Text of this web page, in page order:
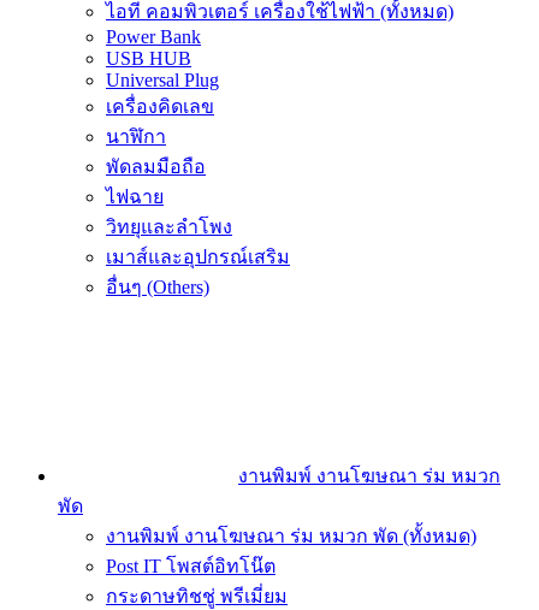
ไอที คอมพิวเตอร์ เครื่องใช้ไฟฟ้า (ทั้งหมด)
Power Bank
USB HUB
Universal Plug
เครื่องคิดเลข
นาฬิกา
พัดลมมือถือ
ไฟฉาย
วิทยุและลำโพง
เมาส์และอุปกรณ์เสริม
อื่นๆ (Others)
งานพิมพ์ งานโฆษณา ร่ม หมวก
พัด
งานพิมพ์ งานโฆษณา ร่ม หมวก พัด (ทั้งหมด)
Post IT โพสต์อิทโน๊ต
กระดาษทิชชู่ พรีเมี่ยม